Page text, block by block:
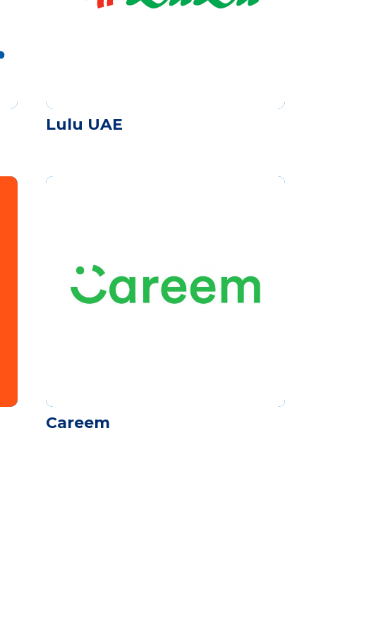
Lulu UAE
Careem